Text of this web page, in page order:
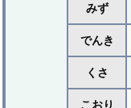
みず
でんき
くさ
こおり